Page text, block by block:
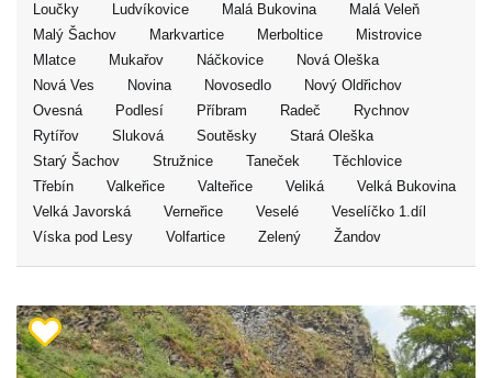
Loučky
Ludvíkovice Malá Bukovina
Malá Veleň
Malý Šachov
Markvartice Merboltice
Mistrovice
Mlatce
Mukařov Náčkovice
Nová Oleška
Nová Ves
Novina Novosedlo
Nový Oldřichov
Ovesná
Podlesí Příbram Radeč
Rychnov
Rytířov
Sluková Soutěsky
Stará Oleška
Starý Šachov
Stružnice Taneček
Těchlovice
Třebín
Valkeřice Valteřice Veliká
Velká Bukovina
Velká Javorská
Verneřice Veselé
Veselíčko 1.díl
Víska pod Lesy
Volfartice Zelený Žandov